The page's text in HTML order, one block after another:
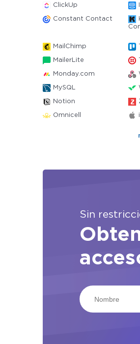
ClickUp
Constant Contact
MailChimp
MailerLite
Monday.com
MySQL
Notion
Omnicell
Sin